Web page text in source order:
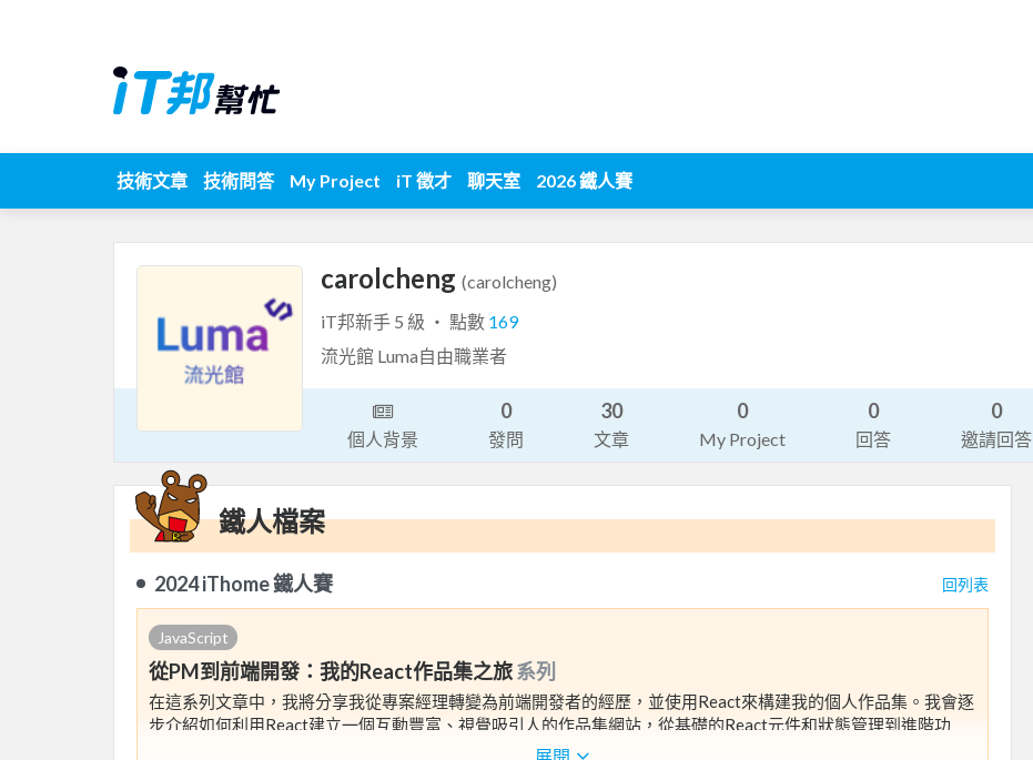
技術文章 技術問答 My Project iT 徵才 聊天室 2026 鐵人賽
carolcheng (carolcheng)
iT邦新手 5 級 ‧ 點數 169
流光館 Luma自由職業者
個人背景
0
發問
30
文章
0
My Project
0
回答
0
邀請回答
鐵人檔案
2024 iThome 鐵人賽 回列表
JavaScript
從PM到前端開發：我的React作品集之旅系列
在這系列文章中，我將分享我從專案經理轉變為前端開發者的經歷，並使用React來構建我的個人作品集。我會逐
步介紹如何利用React建立一個互動豐富、視覺吸引人的作品集網站，從基礎的React元件和狀態管理到進階功
能，如路由和API整合。每篇文章都將深入探討一個主題，並提供實際的代碼示例與解決方案。
展開